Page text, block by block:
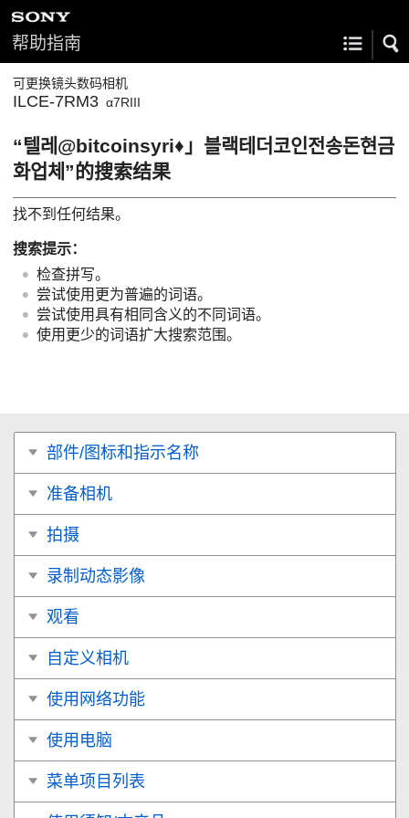
帮助指南
可更换镜头数码相机
ILCE-7RM3 α7RIII
“텔레@bitcoinsyri♦」블랙테더코인전송돈현금
화업체”的搜索结果
找不到任何结果。
搜索提示：
检查拼写。
尝试使用更为普遍的词语。
尝试使用具有相同含义的不同词语。
使用更少的词语扩大搜索范围。
部件/图标和指示名称
准备相机
拍摄
录制动态影像
观看
自定义相机
使用网络功能
使用电脑
菜单项目列表